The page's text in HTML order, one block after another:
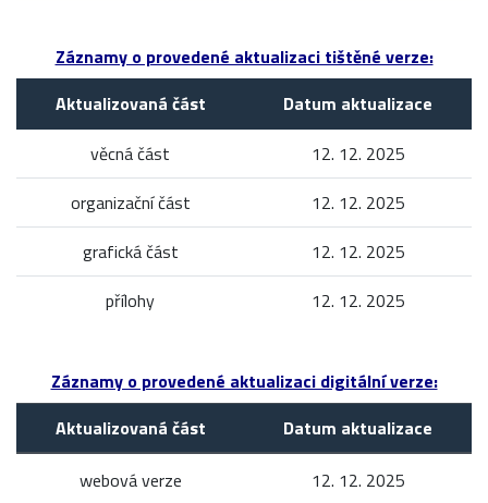
Záznamy o provedené aktualizaci tištěné verze:
Aktualizovaná část
Datum aktualizace
věcná část
12. 12. 2025
organizační část
12. 12. 2025
grafická část
12. 12. 2025
přílohy
12. 12. 2025
Záznamy o provedené aktualizaci digitální verze:
Aktualizovaná část
Datum aktualizace
webová verze
12. 12. 2025